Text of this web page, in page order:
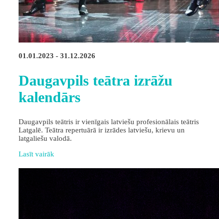
01.01.2023 - 31.12.2026
Daugavpils teātra izrāžu
kalendārs
Daugavpils teātris ir vienīgais latviešu profesionālais teātris
Latgalē. Teātra repertuārā ir izrādes latviešu, krievu un
latgaliešu valodā.
Lasīt vairāk